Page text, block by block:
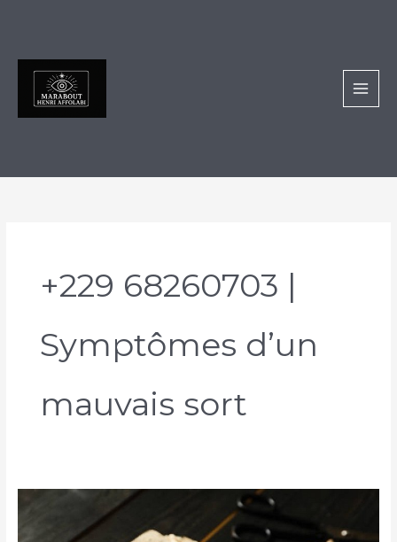
+229 68260703 |
Symptômes d’un
mauvais sort